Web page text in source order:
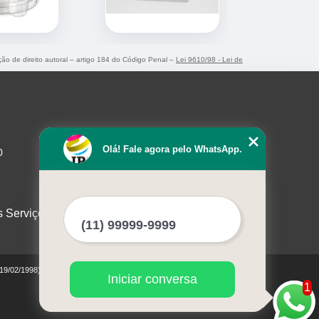
de direito autoral – artigo 184 do Código Penal – Lei 9610/98 - Lei de
Serviços
02/1998)
1
Olá! Fale agora pelo WhatsApp.
Iniciar conversa